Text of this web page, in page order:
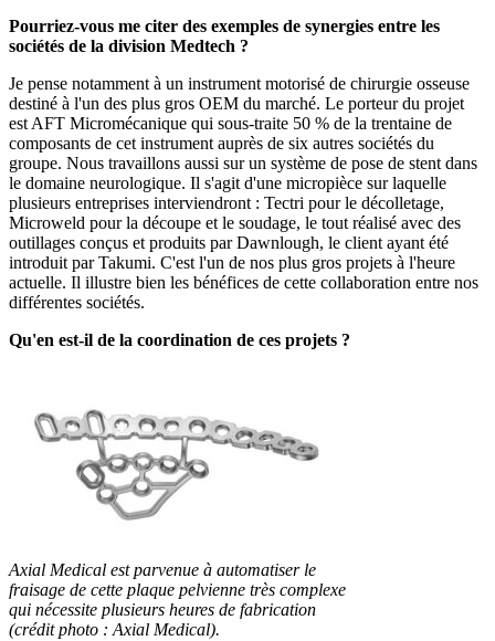
Pourriez-vous me citer des exemples de synergies entre les
sociétés de la division Medtech ?
Je pense notamment à un instrument motorisé de chirurgie osseuse
destiné à l'un des plus gros OEM du marché. Le porteur du projet
est AFT Micromécanique qui sous-traite 50 % de la trentaine de
composants de cet instrument auprès de six autres sociétés du
groupe. Nous travaillons aussi sur un système de pose de stent dans
le domaine neurologique. Il s'agit d'une micropièce sur laquelle
plusieurs entreprises interviendront : Tectri pour le décolletage,
Microweld pour la découpe et le soudage, le tout réalisé avec des
outillages conçus et produits par Dawnlough, le client ayant été
introduit par Takumi. C'est l'un de nos plus gros projets à l'heure
actuelle. Il illustre bien les bénéfices de cette collaboration entre nos
différentes sociétés.
Qu'en est-il de la coordination de ces projets ?
Axial Medical est parvenue à automatiser le
fraisage de cette plaque pelvienne très complexe
qui nécessite plusieurs heures de fabrication
(crédit photo : Axial Medical).